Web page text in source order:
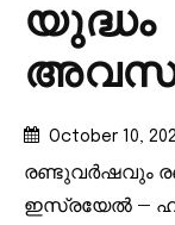
യുദ്ധം
October 10,
രണ്ടുവർഷവും
ഇസ്രയേൽ –